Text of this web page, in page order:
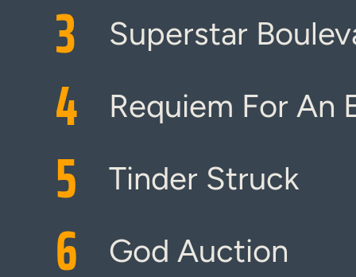
3 Superstar
4 Requiem For An
5 Tinder Struck
6 God Auction